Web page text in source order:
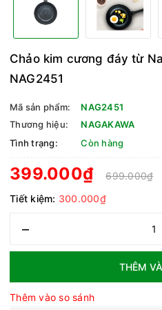
Chảo kim cương đáy từ
NAG2451
Mã sản phẩm:
NAG2451
Thương hiệu:
NAGAKAWA
Tình trạng:
Còn hàng
399.000₫
699.000₫
Tiết kiệm: 300.000₫
–
THÊM
Thêm vào so sánh